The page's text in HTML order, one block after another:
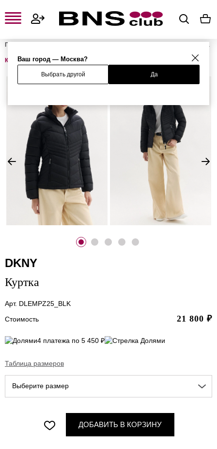
Ваш город — Москва?
Выбрать другой Да
Главная
Женская одежда
Куртка
DKNY
Куртка
Арт. DLEMPZ25_BLK
Стоимость
21 800 ₽
4 платежа по 5 450 ₽
Таблица размеров
Выберите размер
ДОБАВИТЬ В КОРЗИНУ